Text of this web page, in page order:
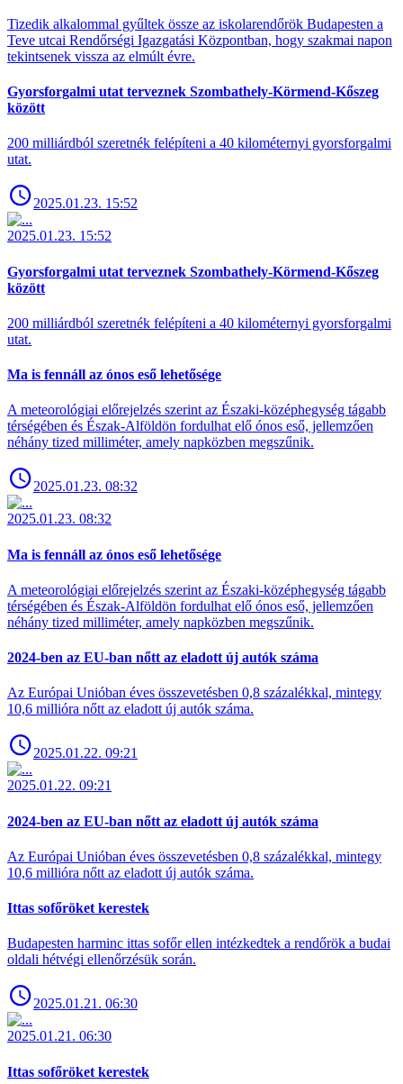
Tizedik alkalommal gyűltek össze az iskolarendőrök Budapesten a
Teve utcai Rendőrségi Igazgatási Központban, hogy szakmai napon
tekintsenek vissza az elmúlt évre.
Gyorsforgalmi utat terveznek Szombathely-Körmend-Kőszeg
között
200 milliárdból szeretnék felépíteni a 40 kilométernyi gyorsforgalmi
utat.
2025.01.23. 15:52
2025.01.23. 15:52
Gyorsforgalmi utat terveznek Szombathely-Körmend-Kőszeg
között
200 milliárdból szeretnék felépíteni a 40 kilométernyi gyorsforgalmi
utat.
Ma is fennáll az ónos eső lehetősége
A meteorológiai előrejelzés szerint az Északi-középhegység tágabb
térségében és Észak-Alföldön fordulhat elő ónos eső, jellemzően
néhány tized milliméter, amely napközben megszűnik.
2025.01.23. 08:32
2025.01.23. 08:32
Ma is fennáll az ónos eső lehetősége
A meteorológiai előrejelzés szerint az Északi-középhegység tágabb
térségében és Észak-Alföldön fordulhat elő ónos eső, jellemzően
néhány tized milliméter, amely napközben megszűnik.
2024-ben az EU-ban nőtt az eladott új autók száma
Az Európai Unióban éves összevetésben 0,8 százalékkal, mintegy
10,6 millióra nőtt az eladott új autók száma.
2025.01.22. 09:21
2025.01.22. 09:21
2024-ben az EU-ban nőtt az eladott új autók száma
Az Európai Unióban éves összevetésben 0,8 százalékkal, mintegy
10,6 millióra nőtt az eladott új autók száma.
Ittas sofőröket kerestek
Budapesten harminc ittas sofőr ellen intézkedtek a rendőrök a budai
oldali hétvégi ellenőrzésük során.
2025.01.21. 06:30
2025.01.21. 06:30
Ittas sofőröket kerestek